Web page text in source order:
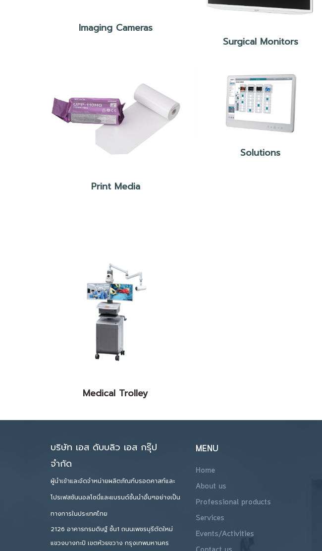
Imaging Cameras
Surgical Monitors
Print Media
Solutions
Medical Trolley
บริษัท เอส ดับบลิว เอส กรุ๊ป
จำกัด
ผู้นำเข้าและจัดจำหน่ายผลิตภัณฑ์บรอดคาสท์และ
โปรเฟสชันนอลโซนี่และแบรนด์ชั้นนำอื่นๆอย่างเป็น
ทางการในประเทศไทย
2126 อาคารกรมดิษฐ์ ชั้น1 ถนนเพชรบุรีตัดใหม่
แขวงบางกะปิ เขตห้วยขวาง กรุงเทพมหานคร
MENU
Home
About us
Professional products
Services
Events/Activities